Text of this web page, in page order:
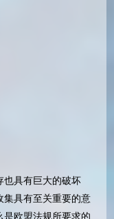
也具有巨大的破坏
集具有至关重要的意
是欧盟法规所要求的